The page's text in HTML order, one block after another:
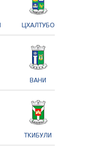
ЦХАЛТУБО
ВАНИ
ТКИБУЛИ